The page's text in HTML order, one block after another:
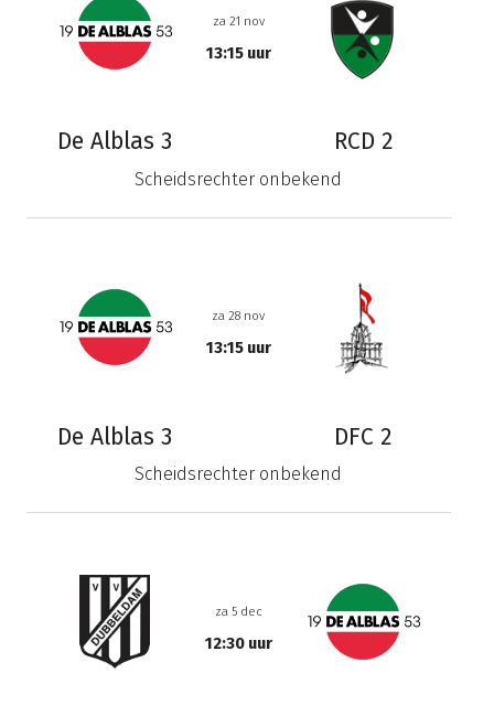
De Alblas 3
za 21 nov
13:15 uur
RCD 2
Scheidsrechter onbekend
De Alblas 3
za 28 nov
13:15 uur
DFC 2
Scheidsrechter onbekend
za 5 dec
12:30 uur